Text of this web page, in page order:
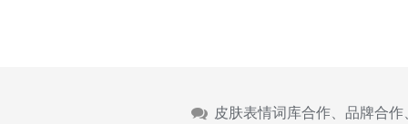
皮肤表情词库合作、品牌合